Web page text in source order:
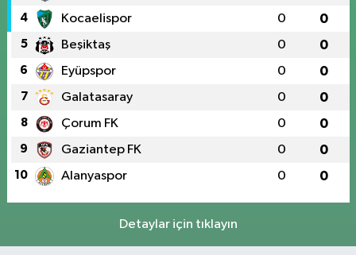
4 Kocaelispor 0 0
5 Beşiktaş 0 0
6 Eyüpspor 0 0
7 Galatasaray 0 0
8 Çorum FK 0 0
9 Gaziantep FK 0 0
10 Alanyaspor 0 0
Detaylar için tıklayın